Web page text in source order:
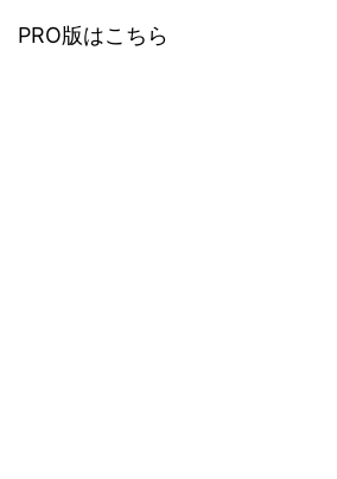
PRO版はこちら